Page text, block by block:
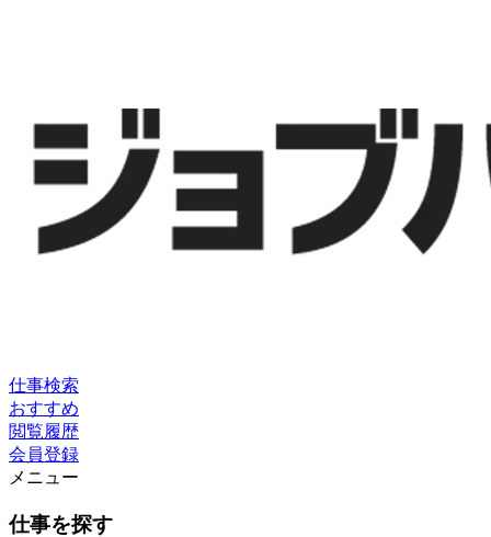
仕事検索
おすすめ
閲覧履歴
会員登録
メニュー
仕事を探す